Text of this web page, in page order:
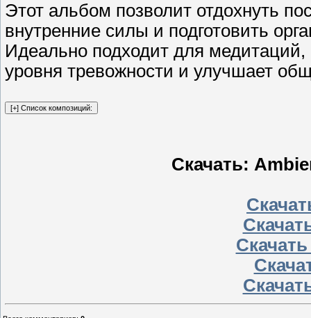
Этот альбом позволит отдохнуть
внутренние силы и подготовить
Идеально подходит для
уровня тревожности и улучшает
Скачать: